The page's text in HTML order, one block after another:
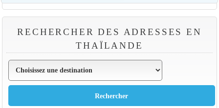
RECHERCHER DES ADRESSES EN
THAÏLANDE